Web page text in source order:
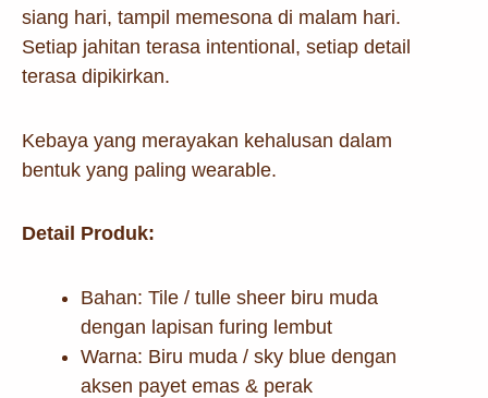
siang hari, tampil memesona di malam hari.
Setiap jahitan terasa intentional, setiap detail
terasa dipikirkan.
Kebaya yang merayakan kehalusan dalam
bentuk yang paling wearable.
Detail Produk:
Bahan: Tile / tulle sheer biru muda
dengan lapisan furing lembut
Warna: Biru muda / sky blue dengan
aksen payet emas & perak